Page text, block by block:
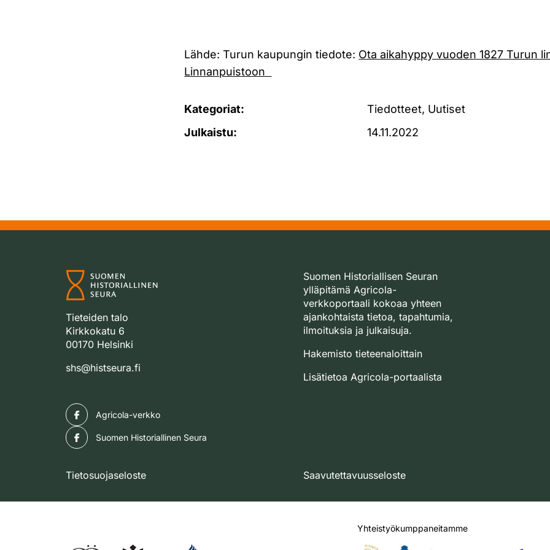
Lähde: Turun kaupungin tiedote: Ota aikahyppy vuoden 1827 Turun
Linnanpuistoon
Kategoriat:
Tiedotteet, Uutiset
Julkaistu:
14.11.2022
Tieteiden talo
Kirkkokatu 6
00170 Helsinki
shs@histseura.fi
Suomen Historiallisen Seuran
ylläpitämä Agricola-
verkkoportaali kokoaa yhteen
ajankohtaista tietoa, tapahtumia,
ilmoituksia ja julkaisuja.
Hakemisto tieteenaloittain
Lisätietoa Agricola-portaalista
Agricola-verkko
Suomen Historiallinen Seura
Tietosuojaseloste Saavutettavuusseloste
Yhteistyökumppaneitamme